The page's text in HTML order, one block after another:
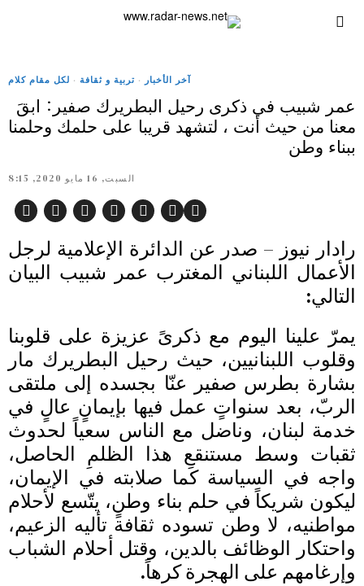
آخر الأخبار · تربية و ثقافة · لكل مقام كلام
عمر شبيب في ذكرى رحيل البطريرك صفير: ابقَ
معنا من حيث أنت ، لتشهد قريبا على حلمك وحلمنا
ببناء وطن
السبت, 16 مايو 2020, 8:15
رادار نيوز – صدر عن الدائرة الإعلامية لرجل
الأعمال اللبناني المغترب عمر شبيب البيان
التالي:
يمرّ علينا اليوم مع ذكرىً عزيزة على قلوبنا
وقلوب اللبنانيين، حيث رحيل البطريرك مار
بشارة بطرس صفير عنّا بجسده إلى ملتقى
الربّ، بعد سنواتٍ عمل فيها بإيمانٍ عالٍ في
خدمة لبنان، وناضل مع الناس سعياً لحدوث
ثقبات وسط مستنقعِ هذا الظلمِ الحاصل،
واجه في السياسة كما صلابته في الإيمان،
ليكون شريكاً في حلم بناء وطنٍ، يتّسع لأحلام
مواطنيه، لا وطن تسوده ثقافة تأليه الزعيم،
واحتكار الوظائف بالدين، وقتل أحلام الشباب
وإرغامهم على الهجرة كرهاً.